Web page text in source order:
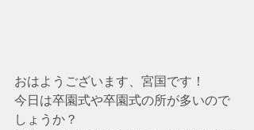
おはようございます、宮国です！
今日は卒園式や卒園式の所が多いので
しょうか？